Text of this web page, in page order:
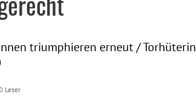
triumphieren erneut / Torhüterin
Leser